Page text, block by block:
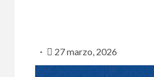
27 marzo, 2026